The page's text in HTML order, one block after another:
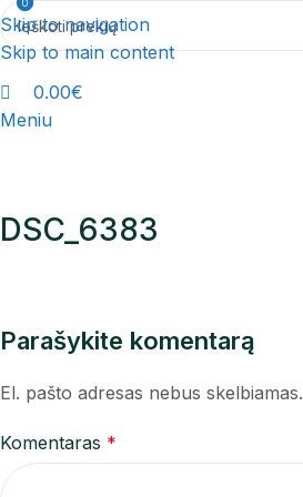
Skip to navigation
Skip to main content
0
0.00€
Meniu
DSC_6383
Parašykite komentarą
El. pašto adresas nebus skelbiamas.
Komentaras *
0